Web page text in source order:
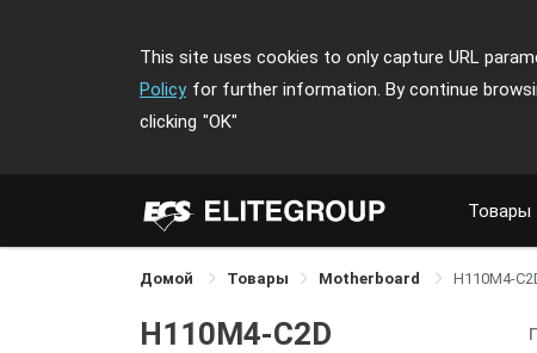
This site uses cookies to only capture URL
Policy for further information. By continue
clicking "OK"
Товары
Домой Товары Motherboard H110M4-
H110M4-C2D